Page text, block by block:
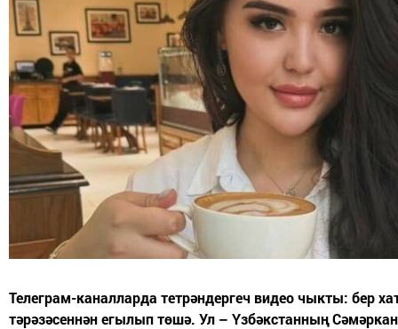
Телеграм-каналларда тетрәндергеч видео чыкты: бер
тәрәзәсеннән егылып төшә. Ул – Үзбәкстанның